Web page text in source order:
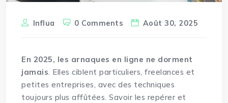
Influa 0 Comments Août 30, 2025
En 2025, les arnaques en ligne ne dorment
jamais. Elles ciblent particuliers, freelances et
petites entreprises, avec des techniques
toujours plus affûtées. Savoir les repérer et